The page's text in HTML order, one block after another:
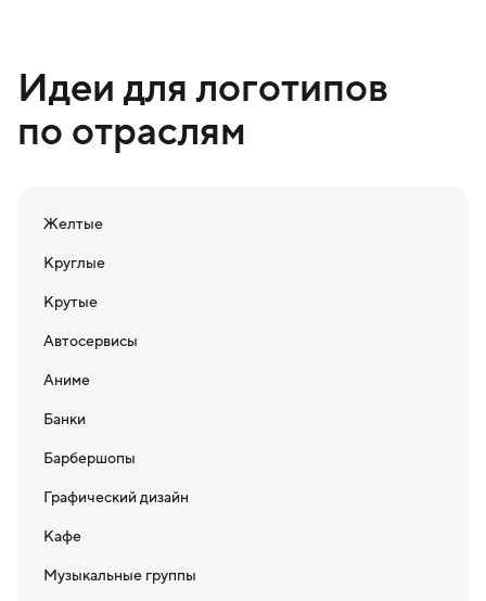
Идеи для логотипов
по отраслям
Желтые
Круглые
Крутые
Автосервисы
Аниме
Банки
Барбершопы
Графический дизайн
Кафе
Музыкальные группы